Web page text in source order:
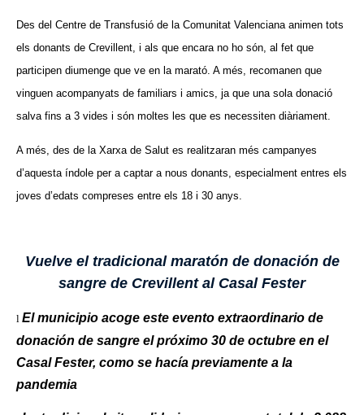
Des del Centre de Transfusió de la Comunitat Valenciana animen tots
els donants de Crevillent, i als que encara no ho són, al fet que
participen diumenge que ve en la marató. A més, recomanen que
vinguen acompanyats de familiars i amics, ja que una sola donació
salva fins a 3 vides i són moltes les que es necessiten diàriament.
A més, des de la Xarxa de Salut es realitzaran més campanyes
d’aquesta índole per a captar a nous donants, especialment entres els
joves d’edats compreses entre els 18 i 30 anys.
Vuelve el tradicional maratón de donación de
sangre de Crevillent al Casal Fester
l El municipio acoge este evento extraordinario de
donación de sangre el próximo 30 de octubre en el
Casal Fester, como se hacía previamente a la
pandemia